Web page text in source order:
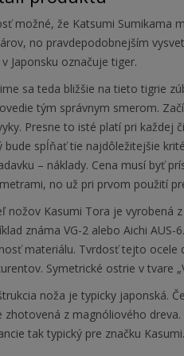
možné, že Katsumi Sumikama
no pravdepodobnejším
Japonsku označuje tiger.
sa teda bližšie na tieto tigrie
tým správnym smerom.
Presne to isté platí pri každej
bude spĺňať tie najdôležitejšie
– náklady. Cena musí byť
no už pri prvom použití
nožov Kasumi Tora je vyrobená
známa VG-2 alebo Aichi
materiálu. Tvrdosť tejto ocele
Symetrické ostrie v tvare
noža je typicky japonská.
zhotovená z magnóliového
tak typický pre značku Kasumi.